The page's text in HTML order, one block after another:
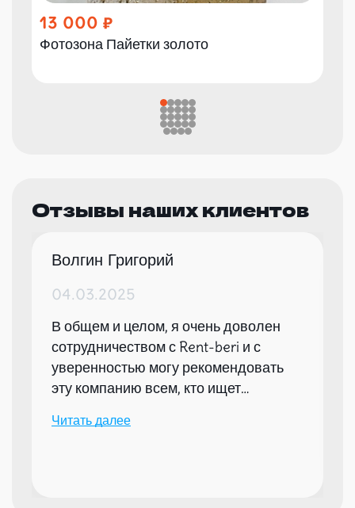
13 000
Фотозона Пайетки золото
Отзывы наших клиентов
Волгин Григорий
04.03.2025
В общем и целом, я очень доволен
сотрудничеством с Rent-beri и с
уверенностью могу рекомендовать
эту компанию всем, кто ищет
мероприятий.
Читать далее